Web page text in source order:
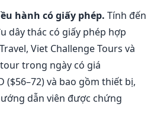
hành có giấy phép. Tính đến
dây thác có giấy phép hợp
Viet Challenge Tours và
trong ngày có giá
($56–72) và bao gồm thiết bị,
dẫn viên được chứng